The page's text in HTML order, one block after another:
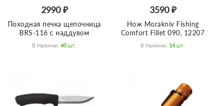
2990 ₽
Походная печка щепочница
BRS-116 с наддувом
В Наличии: 40 Шт.
3590 ₽
Нож Morakniv Fishing
Comfort Fillet 090, 12207
В Наличии: 14 Шт.